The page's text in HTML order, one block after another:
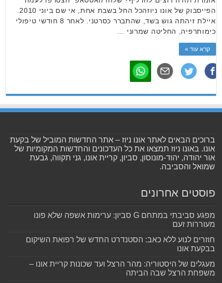
איילת זיהתה גוש בשד, שהתברר כסרטני. לאחר 8 חודשי טיפולי
כימותרפיה, החליטה שמרוני …
קרא עוד »
ברוכים הבאים לאתר אונו ניוז – אתר החדשות המוביל של בקעת
אונו. באונו ניוז תמצאו את כל העדכונים והחדשות המקומיות של
אור יהודה, יהוד-מונוסון, סביון, קריית אונו, גני תקווה, גבעת
שמואל והסביבה.
פוסטים אחרונים
מפגע סביבתי במתחם G סביון: ערימות אשפה שלא פונו
מעוררות זעם
חוזרים לנוע ללא כאב: הסטנדרט החדש של רפואת השיקום
בבקעת אונו
מעגלים של היסטוריה: מהר הרצל ועד שכונות קריית אונו –
משפחת הרצל שבה הביתה